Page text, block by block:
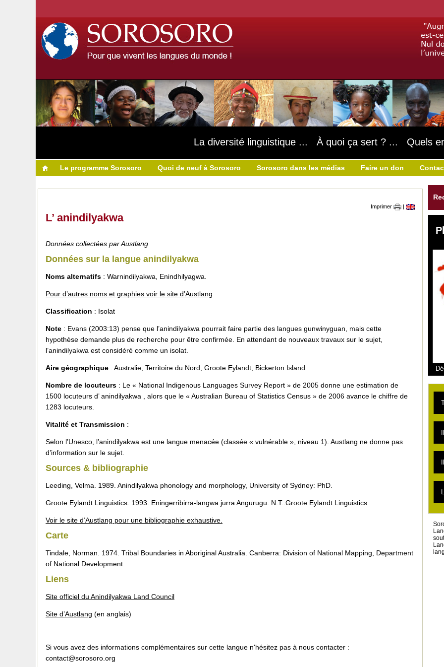
La diversité linguistique ... À quoi ça sert ? ... Quels
Le programme Sorosoro Quoi de neuf à Sorosoro Sorosoro dans les médias Faire un don
Imprimer |
L’ anindilyakwa
Données collectées par Austlang
Données sur la langue anindilyakwa
Noms alternatifs : Warnindilyakwa, Enindhilyagwa.
Pour d’autres noms et graphies voir le site d’Austlang
Classification : Isolat
Note : Evans (2003:13) pense que l’anindilyakwa pourrait faire partie des langues gunwinyguan, mais cette
hypothèse demande plus de recherche pour être confirmée. En attendant de nouveaux travaux sur le sujet,
l’anindilyakwa est considéré comme un isolat.
Aire géographique : Australie, Territoire du Nord, Groote Eylandt, Bickerton Island
Nombre de locuteurs : Le « National Indigenous Languages Survey Report » de 2005 donne une estimation de
1500 locuteurs d’ anindilyakwa , alors que le « Australian Bureau of Statistics Census » de 2006 avance le chiffre de
1283 locuteurs.
Vitalité et Transmission :
Selon l’Unesco, l’anindilyakwa est une langue menacée (classée « vulnérable », niveau 1). Austlang ne donne pas
d’information sur le sujet.
Sources & bibliographie
Leeding, Velma. 1989. Anindilyakwa phonology and morphology, University of Sydney: PhD.
Groote Eylandt Linguistics. 1993. Eningerribirra-langwa jurra Angurugu. N.T.:Groote Eylandt Linguistics
Voir le site d’Austlang pour une bibliographie exhaustive.
Carte
Tindale, Norman. 1974. Tribal Boundaries in Aboriginal Australia. Canberra: Division of National Mapping, Department
of National Development.
Liens
Site officiel du Anindilyakwa Land Council
Site d’Austlang (en anglais)
Si vous avez des informations complémentaires sur cette langue n'hésitez pas à nous contacter :
contact@sorosoro.org